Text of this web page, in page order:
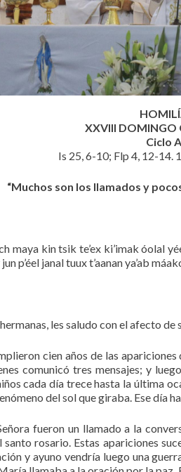
XXVIII DOMINGO
Ciclo A
Is 25, 6-10; Flp 4, 12-14.
“Muchos son los llamados y
ich maya kin tsik te’ex ki’imak óolal
p’éel janal tuux t’aanan ya’ab
les saludo con el afecto de
cien años de las
comunicó tres mensajes; y
cada día trece hasta la última
del sol que giraba. Ese día
fueron un llamado a la
rosario. Estas apariciones
y ayuno vendría luego una